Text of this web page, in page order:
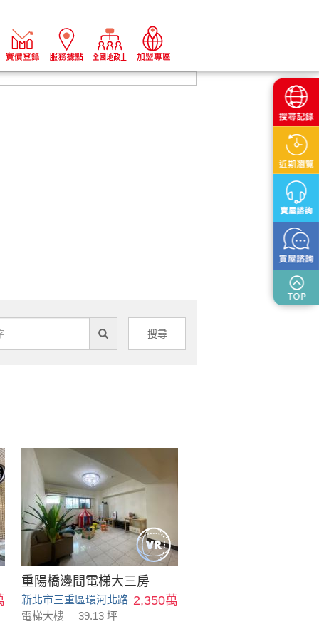
搜尋
重陽橋邊間電梯大三房
新北市三重區環河北路 2,350萬
電梯大樓 39.13 坪